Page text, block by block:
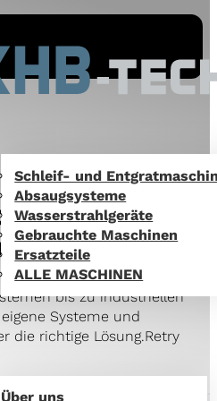
Schleif- und
Absaugsysteme
Wasserstrahlgeräte
Gebrauchte Maschinen
Ersatzteile
ALLE MASCHINEN
Über uns
die
setzen
bis zu industriellen
Systeme und
die richtige Lösung.Retry